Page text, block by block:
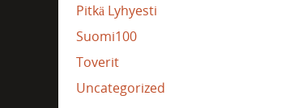
Pitkä Lyhyesti
Suomi100
Toverit
Uncategorized